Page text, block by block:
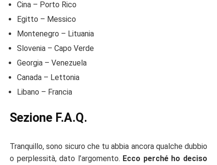
Cina – Porto Rico
Egitto – Messico
Montenegro – Lituania
Slovenia – Capo Verde
Georgia – Venezuela
Canada – Lettonia
Libano – Francia
Sezione F.A.Q.
Tranquillo, sono sicuro che tu abbia ancora qualche dubbio
o perplessità, dato l’argomento. Ecco perché ho deciso